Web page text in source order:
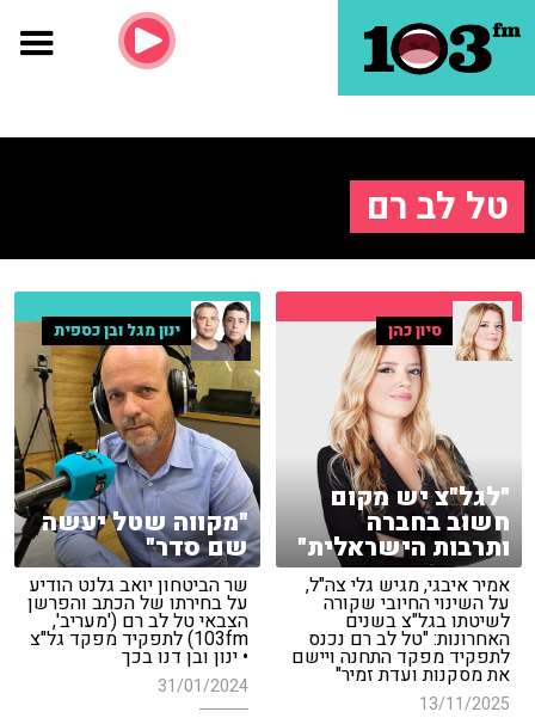
טל לב רם
סיון כהן
"לגל"צ יש מקום
חשוב בחברה
ותרבות הישראלית"
אמיר איבגי, מגיש גלי צה"ל,
על השינוי החיובי שקורה
לשיטתו בגל"צ בשנים
האחרונות: "טל לב רם נכנס
לתפקיד מפקד התחנה ויישם
את מסקנות ועדת זמיר"
13/11/2025
ינון מגל ובן כספית
"מקווה שטל יעשה
שם סדר"
שר הביטחון יואב גלנט הודיע
על בחירתו של הכתב והפרשן
הצבאי טל לב רם ('מעריב',
103fm) לתפקיד מפקד גל"צ
• ינון ובן דנו בכך
31/01/2024